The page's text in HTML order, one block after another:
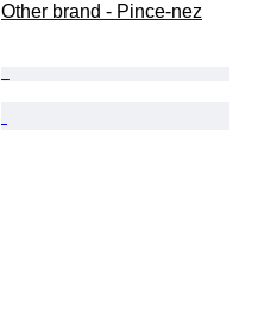
Other brand - Pince-nez